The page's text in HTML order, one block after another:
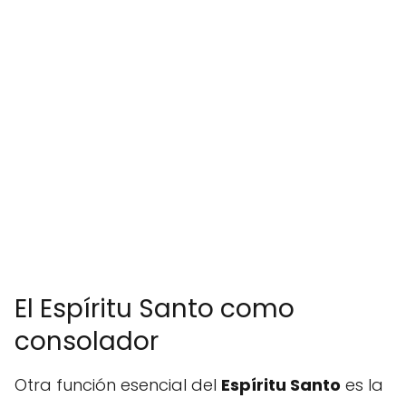
El Espíritu Santo como
consolador
Otra función esencial del Espíritu Santo es la